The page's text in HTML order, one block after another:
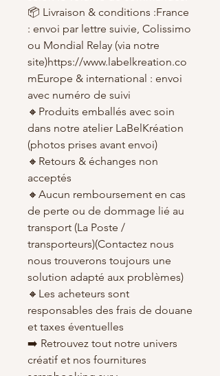
📦 Livraison & conditions :France
: envoi par lettre suivie, Colissimo
ou Mondial Relay (via notre
site)https://www.labelkreation.co
mEurope & international : envoi
avec numéro de suivi
🔸Produits emballés avec soin
dans notre atelier LaBelKréation
(photos prises avant envoi)
🔸Retours & échanges non
acceptés
🔸Aucun remboursement en cas
de perte ou de dommage lié au
transport (La Poste /
transporteurs)(Contactez nous
nous trouverons toujours une
solution adapté aux problèmes)
🔸Les acheteurs sont
responsables des frais de douane
et taxes éventuelles
➡️ Retrouvez tout notre univers
créatif et nos fournitures